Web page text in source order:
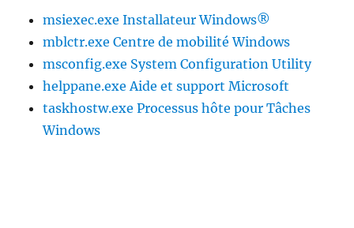
msiexec.exe Installateur Windows®
mblctr.exe Centre de mobilité Windows
msconfig.exe System Configuration Utility
helppane.exe Aide et support Microsoft
taskhostw.exe Processus hôte pour Tâches
Windows